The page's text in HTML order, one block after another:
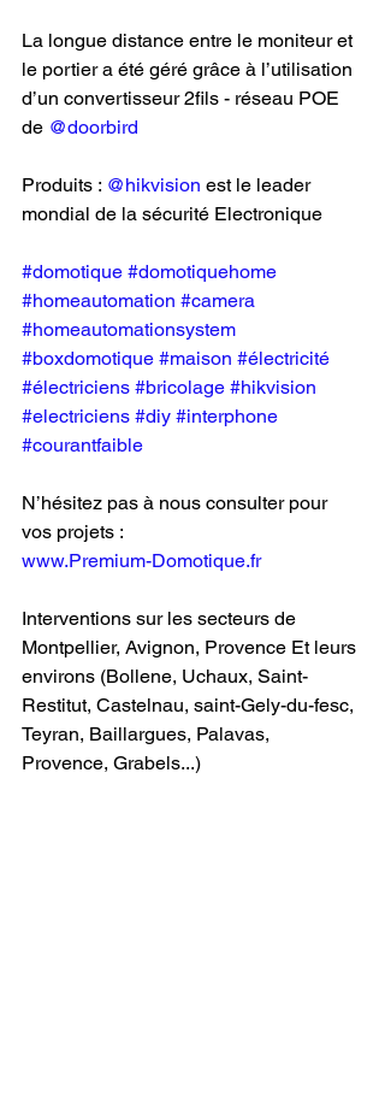
La longue distance entre le moniteur et
le portier a été géré grâce à l’utilisation
d’un convertisseur 2fils - réseau POE
de @doorbird
Produits : @hikvision est le leader
mondial de la sécurité Electronique
#domotique #domotiquehome
#homeautomation #camera
#homeautomationsystem
#boxdomotique #maison #électricité
#électriciens #bricolage #hikvision
#electriciens #diy #interphone
#courantfaible
N’hésitez pas à nous consulter pour
vos projets :
www.Premium-Domotique.fr
Interventions sur les secteurs de
Montpellier, Avignon, Provence Et leurs
environs (Bollene, Uchaux, Saint-
Restitut, Castelnau, saint-Gely-du-fesc,
Teyran, Baillargues, Palavas,
Provence, Grabels...)